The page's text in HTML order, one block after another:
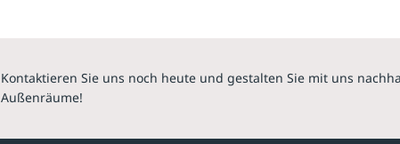
Kontaktieren Sie uns noch heute und gestalten Sie mit uns
Außenräume!